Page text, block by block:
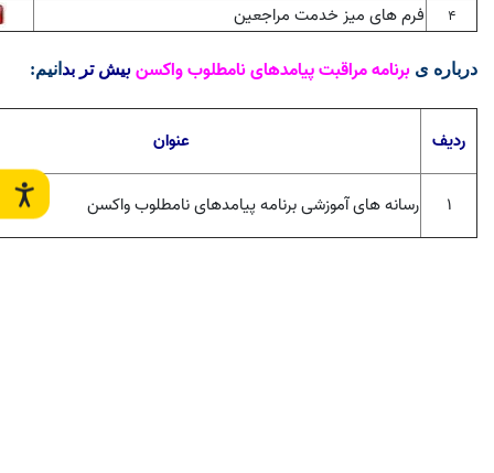
4 فرم های میز خدمت مراجعین
درباره ی برنامه مراقبت پیامدهای نامطلوب واکسنبیش تر بد انیم:
ردیف عنوان
۱ رسانه های آموزشی برنامه پیامدهای نامطلوب واکسن